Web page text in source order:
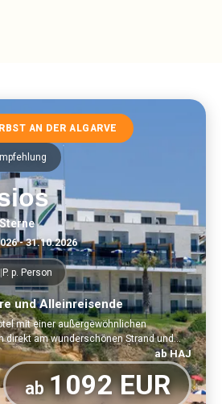
AN DER ALGARVE
- 31.10.2026
|P. p. Person
und Alleinreisende
mit einer außergewöhnlichen
direkt am wunderschönen Strand und
Zentrum von Albufeira entfernt.
einzelner Zimmer mit sehr
Besonders zu
ab HAJ
ab 1092 EUR